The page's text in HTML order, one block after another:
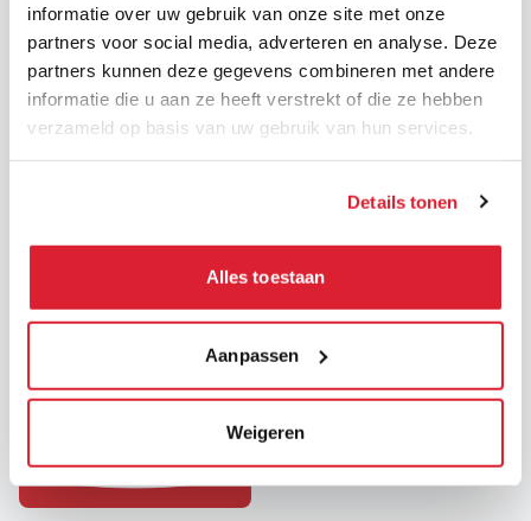
informatie over uw gebruik van onze site met onze
partners voor social media, adverteren en analyse. Deze
partners kunnen deze gegevens combineren met andere
informatie die u aan ze heeft verstrekt of die ze hebben
verzameld op basis van uw gebruik van hun services.
Details tonen
Alles toestaan
Aanpassen
Weigeren
Welcome to the Family!
Onze laatste
nieuwsberichten
Valse vacatures –
Pogingen tot fraude
Wij zijn recent op de hoogte
gebracht vanpogingen tot
fraude viaphishing die in